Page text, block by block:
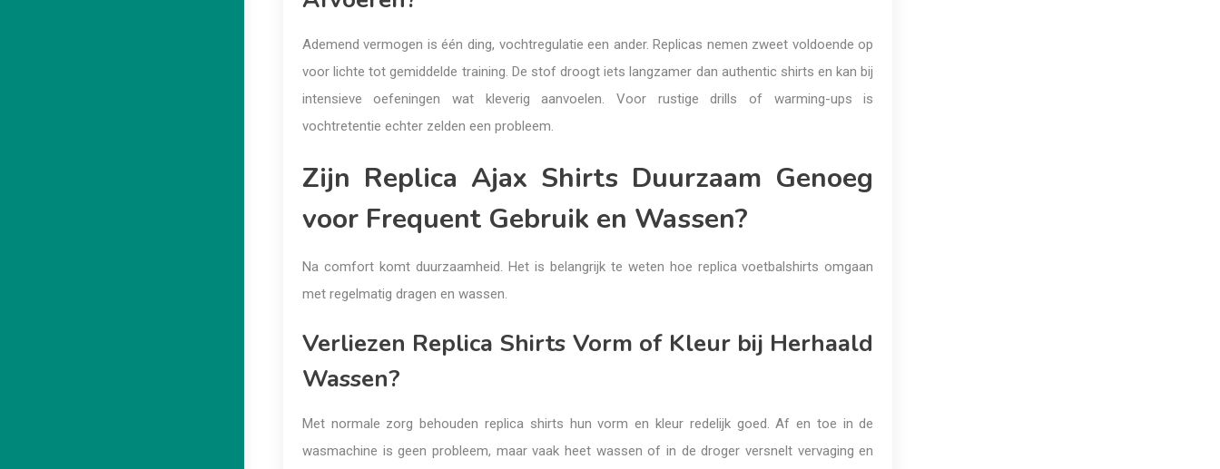
Ademend vermogen is één ding, vochtregulatie een ander. Replicas nemen zweet voldoende op
voor lichte tot gemiddelde training. De stof droogt iets langzamer dan authentic shirts en kan bij
intensieve oefeningen wat kleverig aanvoelen. Voor rustige drills of warming-ups is
vochtretentie echter zelden een probleem.
Zijn Replica Ajax Shirts Duurzaam Genoeg
voor Frequent Gebruik en Wassen?
Na comfort komt duurzaamheid. Het is belangrijk te weten hoe replica voetbalshirts omgaan
met regelmatig dragen en wassen.
Verliezen Replica Shirts Vorm of Kleur bij Herhaald
Wassen?
Met normale zorg behouden replica shirts hun vorm en kleur redelijk goed. Af en toe in de
wasmachine is geen probleem, maar vaak heet wassen of in de droger versnelt vervaging en